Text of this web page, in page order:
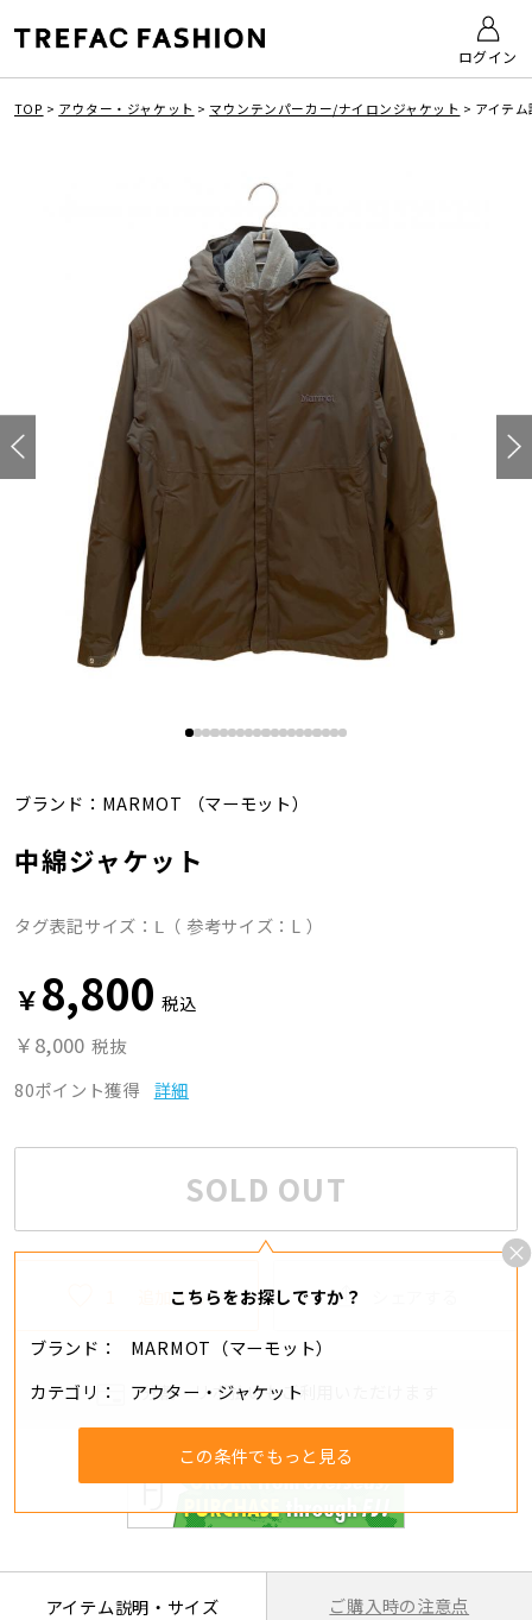
ログイン
TOP > アウター・ジャケット > マウンテンパーカー/ナイロンジャケット > アイテ
ブランド： MARMOT （マーモット）
中綿ジャケット
タグ表記サイズ：Ⅼ（ 参考サイズ：L ）
￥8,800 税込
￥8,000 税抜
80ポイント獲得
詳細
SOLD OUT
こちらをお探しですか？
ブランド
MARMOT（マーモット）
カテゴリ
アウター・ジャケット
この条件でもっと見る
追加する
分割・リボ払いもご利用いただけます
アイテム説明・サイズ ご購入時の注意点